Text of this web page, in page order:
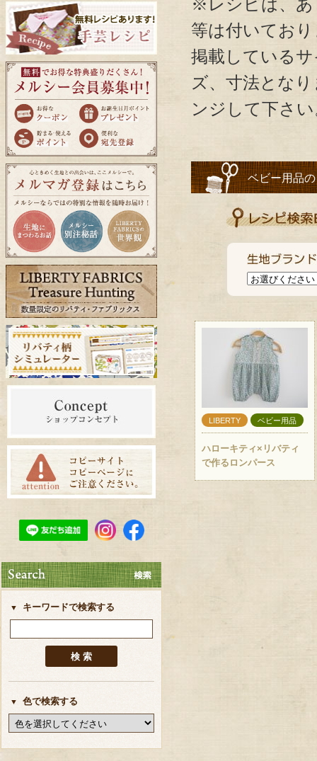
キーワードで検索する
色で検索する
※レシピは、あ
等は付いてお
掲載している
ズ、寸法とな
ンジして下さ
ベビー用品
LIBERTY ベビー用品
ハローキティ×リバティ
で作るロンパース